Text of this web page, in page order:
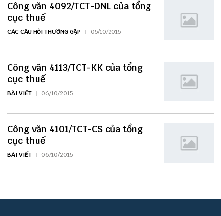
Công văn 4092/TCT-DNL của tổng
cục thuế
CÁC CÂU HỎI THƯỜNG GẶP 05/10/2015
Công văn 4113/TCT-KK của tổng
cục thuế
BÀI VIẾT 06/10/2015
Công văn 4101/TCT-CS của tổng
cục thuế
BÀI VIẾT 06/10/2015